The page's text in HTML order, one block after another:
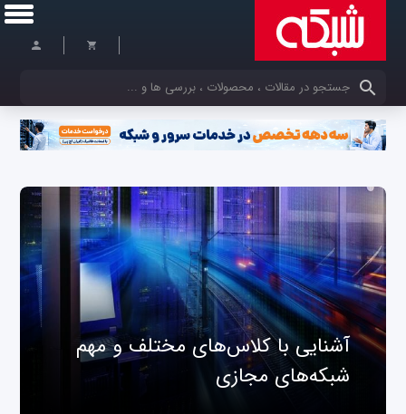
کلمات کلیدی خود را وارد کنید
آشنایی با کلاس‌های مختلف و مهم
شبکه‌های مجازی